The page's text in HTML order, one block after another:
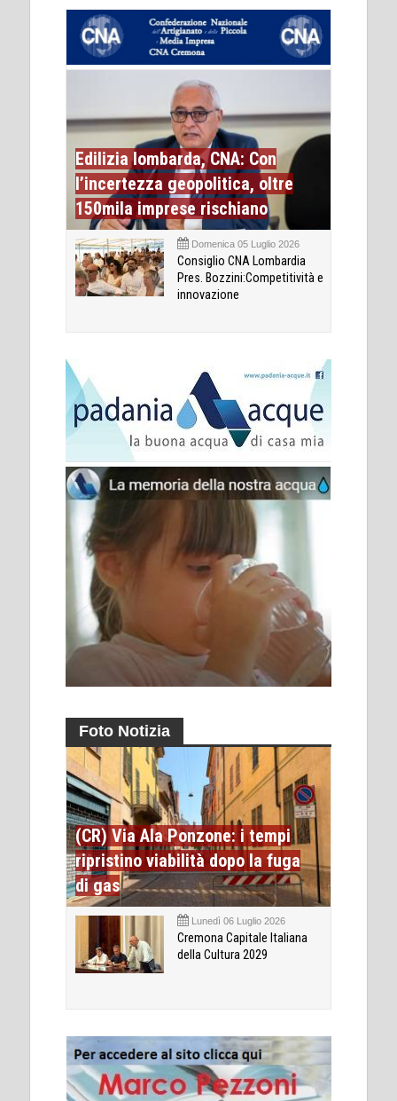
Edilizia lombarda, CNA: Con
l’incertezza geopolitica, oltre
150mila imprese rischiano
Domenica 05 Luglio 2026
Consiglio CNA Lombardia
Pres. Bozzini:Competitività e
innovazione
Foto Notizia
(CR) Via Ala Ponzone: i tempi
ripristino viabilità dopo la fuga
di gas
Lunedì 06 Luglio 2026
Cremona Capitale Italiana
della Cultura 2029